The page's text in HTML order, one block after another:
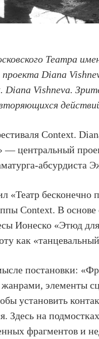
Театра
Diana
Diana Vishneva.
Context.
— центральный
абсурдиста
«Театр бесконечно
Context. В
Ионеско «Этюд для
как
постановки:
элементы
установить
Здесь на
фрагментов и